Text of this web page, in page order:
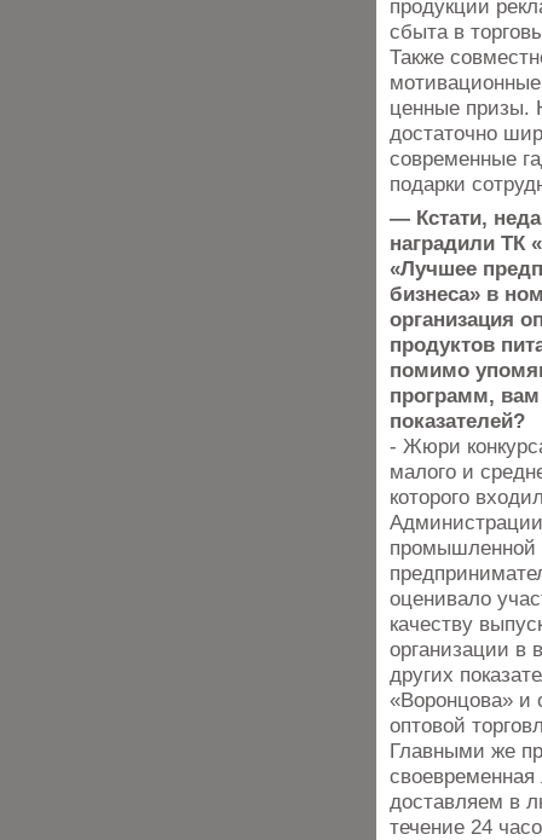
продукции
сбыта в
Также
ценные призы.
достаточно
современные
подарки
— Кстати,
наградили ТК
«Лучшее
бизнеса» в
организация
продуктов
помимо
программ, вам
показателей?
- Жюри
малого и
которого
оценивало
качеству
организации в
других
«Воронцова» и
оптовой
Главными же
доставляем в
течение 24